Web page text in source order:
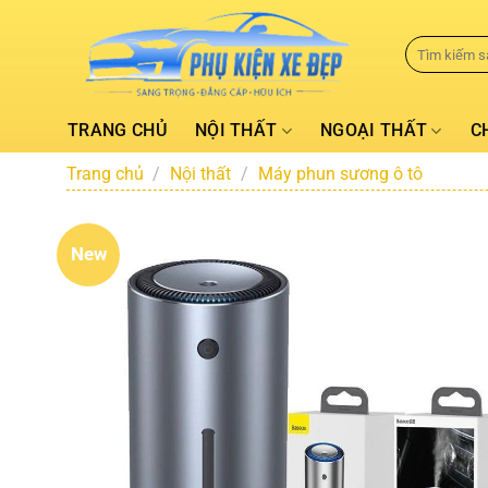
TRANG CHỦ NỘI THẤT NGOẠI THẤT
Trang chủ / Nội thất / Máy phun sương ô tô
New